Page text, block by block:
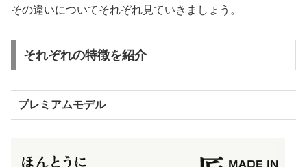
その違いについてそれぞれ見ていきましょう。
それぞれの特徴を紹介
プレミアムモデル